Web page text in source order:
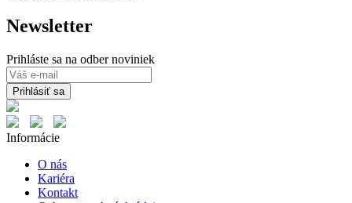
Newsletter
Prihláste sa na odber noviniek
Prihlásiť sa
Informácie
O nás
Kariéra
Kontakt